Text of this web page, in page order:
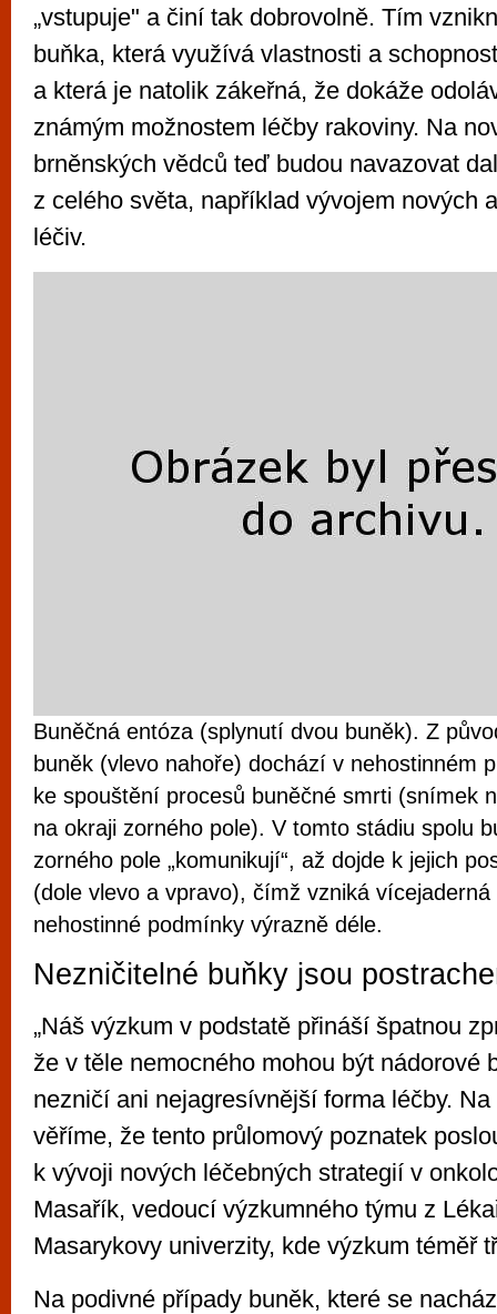
„vstupuje" a činí tak dobrovolně. Tím
buňka, která využívá vlastnosti a
a která je natolik zákeřná, že dokáže
známým možnostem léčby rakoviny. Na
brněnských vědců teď budou navazovat
z celého světa, například vývojem nových
léčiv.
Buněčná entóza (splynutí dvou buněk). Z
buněk (vlevo nahoře) dochází v nehostinném
ke spouštění procesů buněčné smrti (snímek
na okraji zorného pole). V tomto stádiu spolu
zorného pole „komunikují“, až dojde k jejich
(dole vlevo a vpravo), čímž vzniká
nehostinné podmínky výrazně déle.
Nezničitelné buňky jsou
„Náš výzkum v podstatě přináší špatnou
že v těle nemocného mohou být nádorové
nezničí ani nejagresívnější forma léčby.
věříme, že tento průlomový poznatek
k vývoji nových léčebných strategií v
Masařík, vedoucí výzkumného týmu z
Masarykovy univerzity, kde výzkum téměř
Na podivné případy buněk, které se